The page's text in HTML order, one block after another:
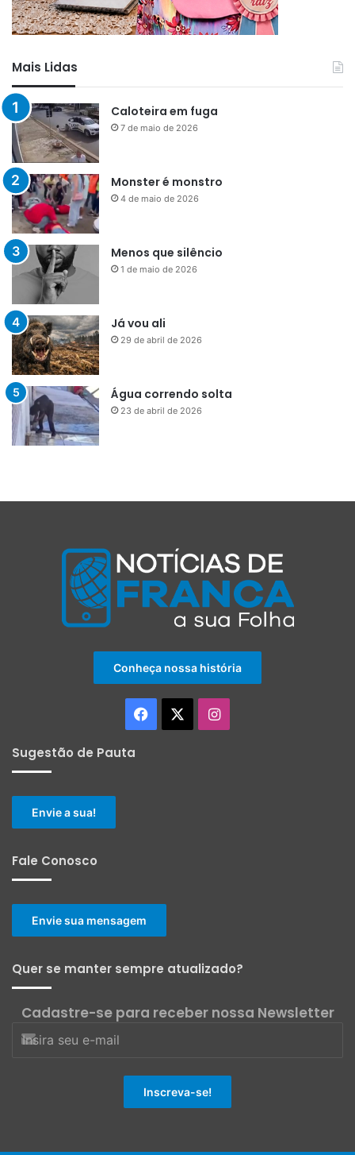
Mais Lidas
Caloteira em fuga
7 de maio de 2026
Monster é monstro
4 de maio de 2026
Menos que silêncio
1 de maio de 2026
Já vou ali
29 de abril de 2026
Água correndo solta
23 de abril de 2026
Conheça nossa história
Facebook Instagram
Sugestão de Pauta
Envie a sua!
Fale Conosco
Envie sua mensagem
Quer se manter sempre atualizado?
Cadastre-se para receber nossa Newsletter